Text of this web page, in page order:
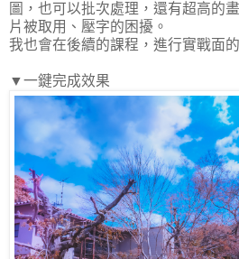
圖，也可以批次處理，還有超高的
片被取用、壓字的困擾。
我也會在後續的課程，進行實戰面
▼一鍵完成效果